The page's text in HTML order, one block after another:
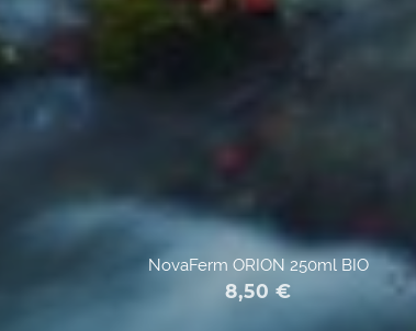
NovaFerm ORION 250ml BIO
8,50 €